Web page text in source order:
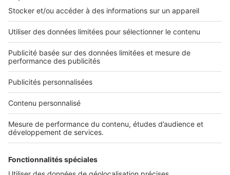
L'ENTREPRISE
Nous contacter
Nous recrutons
NOS APPLICATIONS
Découvrez nos applications
Tous nos services pro